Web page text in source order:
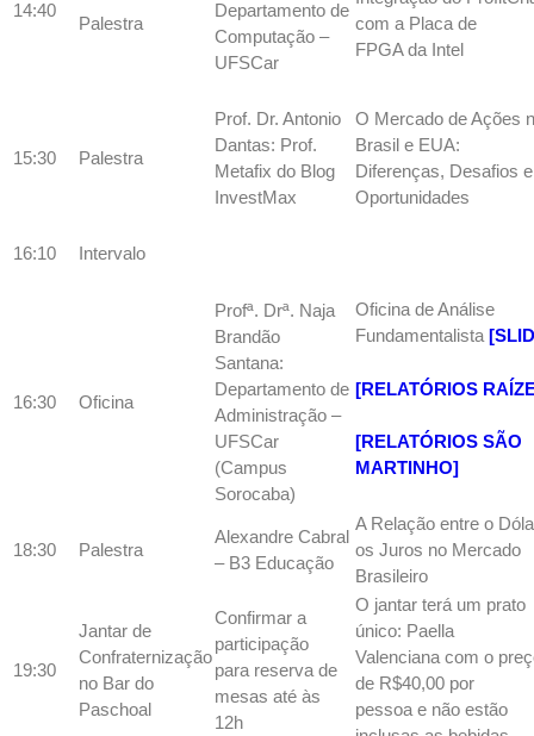
14:40
Palestra
Departamento de
Computação –
UFSCar
com a Placa de
FPGA da Intel
15:30 Palestra
Prof. Dr. Antonio
Dantas: Prof.
Metafix do Blog
InvestMax
O Mercado de Ações
Brasil e EUA:
Diferenças, Desafios e
Oportunidades
16:10 Intervalo
16:30 Oficina
Profª. Drª. Naja
Brandão
Santana:
Departamento de
Administração –
UFSCar
(Campus
Sorocaba)
Oficina de Análise
Fundamentalista
[RELATÓRIOS
[RELATÓRIOS SÃO
MARTINHO]
18:30 Palestra
Alexandre Cabral
– B3 Educação
A Relação entre o
os Juros no Mercado
Brasileiro
19:30
Jantar de
Confraternização
no Bar do
Paschoal
Confirmar a
participação
para reserva de
mesas até às
12h
O jantar terá um prato
único: Paella
Valenciana com o
de R$40,00 por
pessoa e não estão